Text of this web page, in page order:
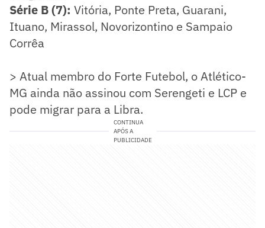
Série B (7): Vitória, Ponte Preta, Guarani,
Ituano, Mirassol, Novorizontino e Sampaio
Corrêa
> Atual membro do Forte Futebol, o Atlético-
MG ainda não assinou com Serengeti e LCP e
pode migrar para a Libra.
CONTINUA
APÓS A
PUBLICIDADE